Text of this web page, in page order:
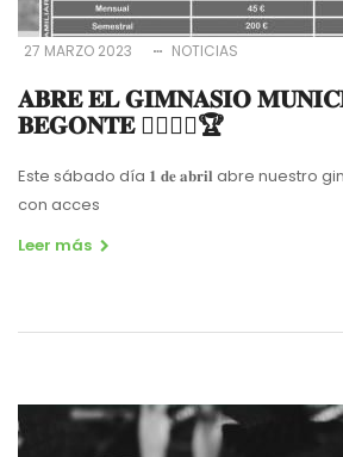
27 MARZO 2023 NOTICIAS
𝐀𝐁𝐑𝐄 𝐄𝐋 𝐆𝐈𝐌𝐍𝐀𝐒𝐈𝐎
𝐁𝐄𝐆𝐎𝐍𝐓𝐄 🤸‍♀️🏋️‍♀️🏆
Este sábado día 𝟏 𝐝𝐞 𝐚𝐛𝐫𝐢𝐥 abre nuestro
con acces
Leer más